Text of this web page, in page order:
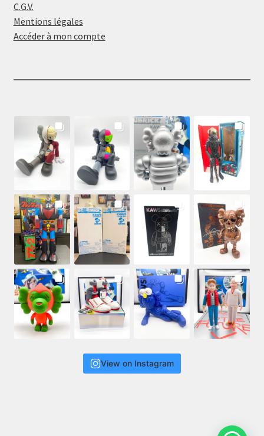
C.G.V.
Mentions légales
Accéder à mon compte
View on Instagram